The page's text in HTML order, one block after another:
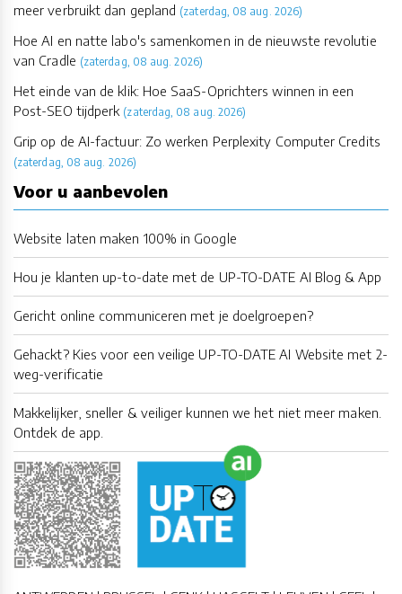
meer verbruikt dan gepland (zaterdag, 08 aug. 2026)
Hoe AI en natte labo's samenkomen in de nieuwste revolutie
van Cradle (zaterdag, 08 aug. 2026)
Het einde van de klik: Hoe SaaS-Oprichters winnen in een
Post-SEO tijdperk (zaterdag, 08 aug. 2026)
Grip op de AI-factuur: Zo werken Perplexity Computer Credits
(zaterdag, 08 aug. 2026)
Voor u aanbevolen
Website laten maken 100% in Google
Hou je klanten up-to-date met de UP-TO-DATE AI Blog & App
Gericht online communiceren met je doelgroepen?
Gehackt? Kies voor een veilige UP-TO-DATE AI Website met 2-
weg-verificatie
Makkelijker, sneller & veiliger kunnen we het niet meer maken.
Ontdek de app.